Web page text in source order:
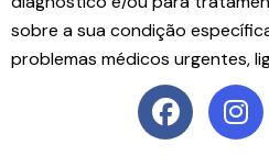
sobre a sua condição
problemas médicos urgentes,